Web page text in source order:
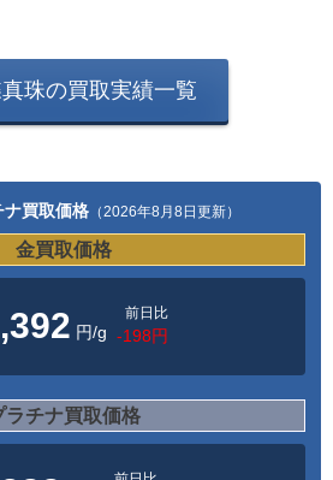
珠の買取実績一覧
ナ買取価格 （2026年8月8日更新）
金買取価格
円/g
前日比
-198円
ラチナ買取価格